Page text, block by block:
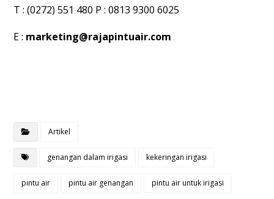
T : (0272) 551 480 P : 0813 9300 6025
E : marketing@rajapintuair.com
Artikel
genangan dalam irigasi kekeringan irigasi
pintu air pintu air genangan pintu air untuk irigasi